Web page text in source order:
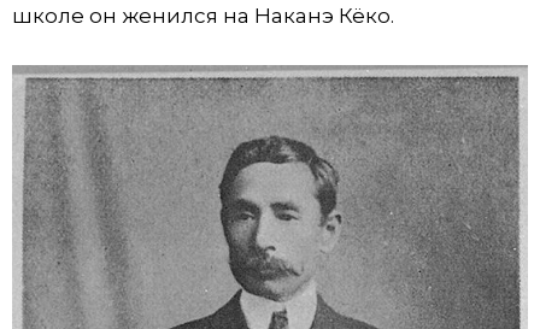
школе он женился на Наканэ Кёко.